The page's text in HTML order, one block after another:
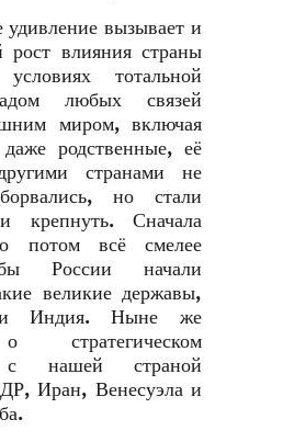
вызывает и
рост влияния страны
тотальной
любых связей
миром, включая
родственные, её
странами не
но стали
крепнуть. Сначала
потом всё смелее
России начали
великие державы,
Индия. Ныне же
стратегическом
с нашей страной
Иран, Венесуэла и